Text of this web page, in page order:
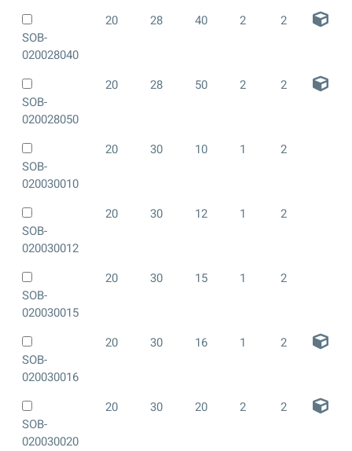
SOB-
020028040
20 28 40 2 2
SOB-
020028050
20 28 50 2 2
SOB-
020030010
20 30 10 1 2
SOB-
020030012
20 30 12 1 2
SOB-
020030015
20 30 15 1 2
SOB-
020030016
20 30 16 1 2
SOB-
020030020
20 30 20 2 2